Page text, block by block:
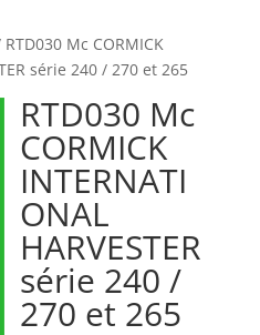
Mc CORMICK
série 240 / 270 et 265
RTD030 Mc
CORMICK
INTERNATI
ONAL
HARVESTER
série 240 /
270 et 265